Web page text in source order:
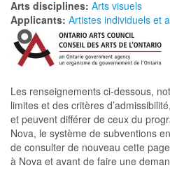
Arts disciplines: Arts visuels
Applicants: Artistes individuels et
Les renseignements ci-dessous,
limites et des critères
et peuvent différer de ceux du
Nova, le système de subventions
de consulter de nouveau cette
à Nova et avant de faire une